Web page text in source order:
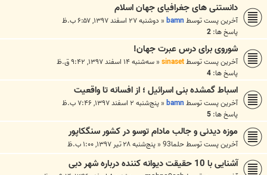
دانستنی های جغرافیای جهان اسلام
آخرین پست توسطbamn
« دوشنبه ۲۷ اسفند ۱۳۹۷, ۶:۵۷ ب.ظ
پاسخ ها: 2
شوروی برای درس عبرت جهان!
آخرین پست توسطsinaset
« سه‌شنبه ۱۴ اسفند ۱۳۹۷, ۹:۴۲ ق.ظ
پاسخ ها: 4
اسباط گمشده بنی اسرائیل ؛ از افسانه تا واقعیت
آخرین پست توسطbamn
« پنج‌شنبه ۲ اسفند ۱۳۹۷, ۷:۴۶ ب.ظ
پاسخ ها: 5
موزه دیدنی و جالب مادام توسو در کشور سنگکاپور
آخرین پست توسطحلما93 « پنج‌شنبه ۲۸ تیر ۱۳۹۷, ۱:۰۰ ب.ظ
آشنایی با 10 حقیقت دیوانه کننده درباره شهر دبی